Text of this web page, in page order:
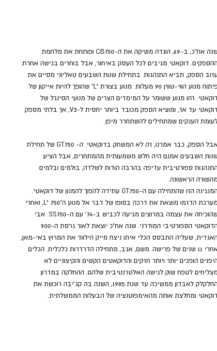
שנה אח"כ, ב-69, הונדה משיקה את ה-CB750 ופותחת את מלחמת
דוקאטי מגיבים לכל העסק באיחור, אבל בוחרים בגישה אחרת:
הספק, תביא התנהגות. בתחילת שנות השבעים טאליוני מסיים את
פיתוח מנוע הווי-טווין 90 מעלות: מנוע בצורת "L" שהופך להיות אייקון של
זהו מנוע ששומר על המימדים הצרים של מנועי הסינגל של
דוקאטי עד אז, ומוציא הספק מכובד ביותר יחסית ל-V2, אך בלתי מספק
הענקים שמתחילים להשתחרר מיפן.
אבל הספק, כבר אמרנו, זה לא המשחק בדוקאטי. ה- GT750 של תחילת
השבעים אמנם היה חלש משמעותית מהמתחרים, אבל הציע
ספורטיבית עדיפה בהרבה הודות לשלדה, בולמים ובלמים
הראשונה.
המנגינה הזו שהתחילה עם ה-GT750 עתידה להפוך להמנון של דוקאטי.
מערכת הדזמו מוצאת את דרכה בסופו של דבר אל מנוע ה"L" 750, ואחרי
שהוכיחה את עצמה במרוצים מגיעה לכביש ב-74' עם ה-SS750: אבי
שעליה התבסס הכלי איתו ניצח מייק הילווד את המרוץ באי-מאן,
אחרי 11 שנים של פרישה. משם, אגב, מתחילה הדרדרות כלכלית. הכלים
הופכים יותר ויותר חזקים והדוקאטים הקשים והקיצוניים לא
לטפח שוק לגישה האלטרנטיבית שלהם. ההחלקה במדרון
החלקלק לאבדון ממשיכה עד שנת 1985, השנה בה קג'יבה רוכשת את
ומחלצת אותה מהאימפוטנציה של הבעלות הממשלתית.